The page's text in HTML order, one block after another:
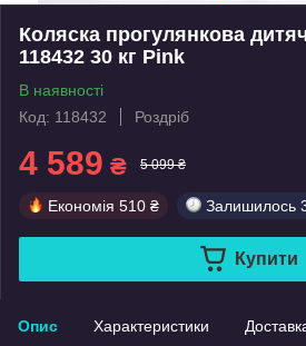
Коляска прогулянкова
118432 30 кг Pink
В наявності
Код: 118432
Роздріб
4 589 ₴ 5 099 ₴
Економія 510 ₴ Залишилось
Купити
Опис Характеристики